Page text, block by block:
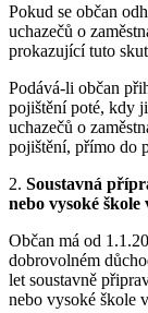
Pokud se občan
uchazečů o
prokazující tuto
Podává-li občan
pojištění poté, kdy
uchazečů o
pojištění, přímo do
2. Soustavná
nebo vysoké škole
Občan má od
dobrovolném
let soustavně
nebo vysoké škole